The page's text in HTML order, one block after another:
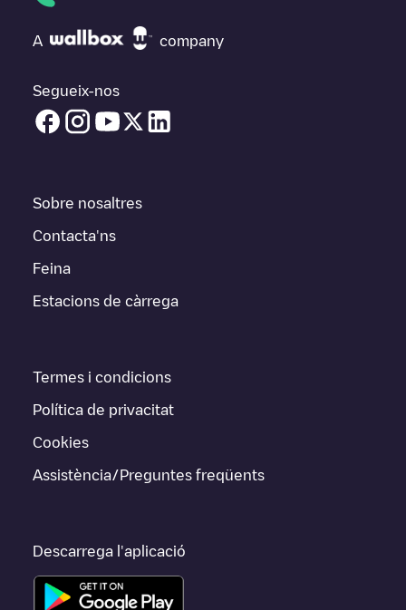
A company
Segueix-nos
Sobre nosaltres
Contacta'ns
Feina
Estacions de càrrega
Termes i condicions
Política de privacitat
Cookies
Assistència/Preguntes freqüents
Descarrega l'aplicació